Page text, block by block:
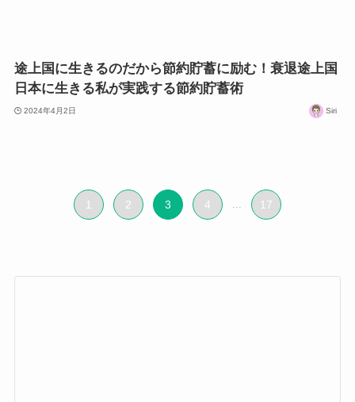
途上国に生きるのだから節約貯蓄に励む！衰退途上国
日本に生きる私が実践する節約貯蓄術
2024年4月2日 Siri
1 2 3 4 ... 17